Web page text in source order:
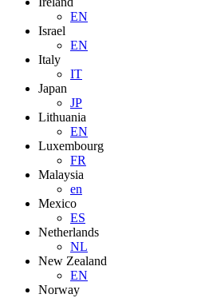
EN
Israel
EN
Italy
IT
Japan
JP
Lithuania
EN
Luxembourg
FR
Malaysia
en
Mexico
ES
Netherlands
NL
New Zealand
EN
Norway